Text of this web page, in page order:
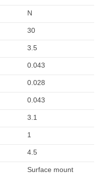
N
30
3.5
0.043
0.028
0.043
3.1
1
4.5
Surface mount